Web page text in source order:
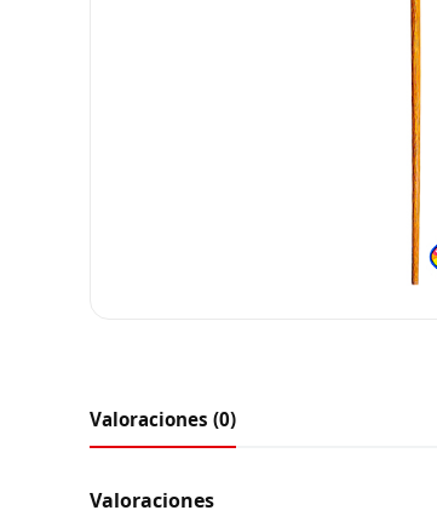
Valoraciones (0)
Valoraciones